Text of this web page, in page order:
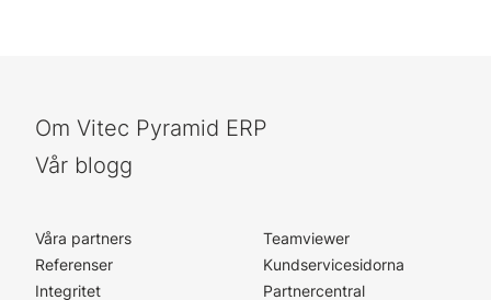
Om Vitec Pyramid ERP
Vår blogg
Våra partners
Referenser
Integritet
Teamviewer
Kundservicesidorna
Partnercentral